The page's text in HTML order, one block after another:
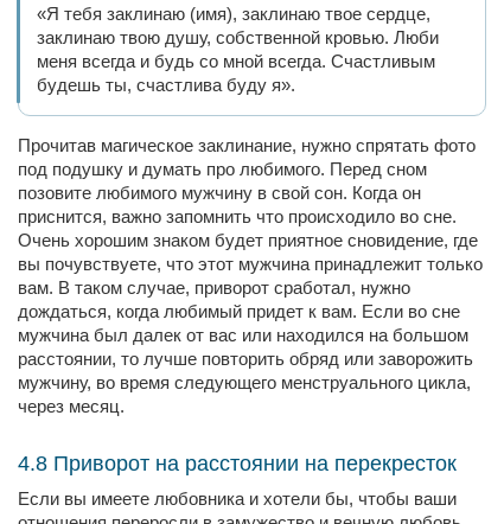
«Я тебя заклинаю (имя), заклинаю твое сердце,
заклинаю твою душу, собственной кровью. Люби
меня всегда и будь со мной всегда. Счастливым
будешь ты, счастлива буду я».
Прочитав магическое заклинание, нужно спрятать фото
под подушку и думать про любимого. Перед сном
позовите любимого мужчину в свой сон. Когда он
приснится, важно запомнить что происходило во сне.
Очень хорошим знаком будет приятное сновидение, где
вы почувствуете, что этот мужчина принадлежит только
вам. В таком случае, приворот сработал, нужно
дождаться, когда любимый придет к вам. Если во сне
мужчина был далек от вас или находился на большом
расстоянии, то лучше повторить обряд или заворожить
мужчину, во время следующего менструального цикла,
через месяц.
4.8 Приворот на расстоянии на перекресток
Если вы имеете любовника и хотели бы, чтобы ваши